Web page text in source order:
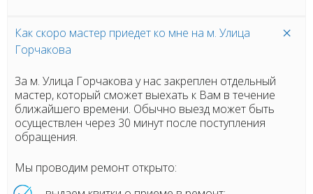
Как скоро мастер приедет ко мне на м. Улица
Горчакова
За м. Улица Горчакова у нас закреплен отдельный
мастер, который сможет выехать к Вам в течение
ближайшего времени. Обычно выезд может быть
осуществлен через 30 минут после поступления
обращения.
Мы проводим ремонт открыто: